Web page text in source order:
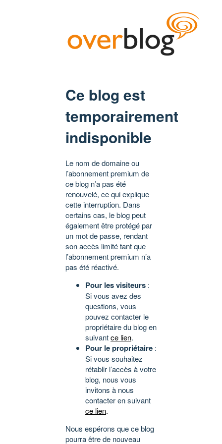
Ce blog est
temporairement
indisponible
Le nom de domaine ou
l’abonnement premium de
ce blog n’a pas été
renouvelé, ce qui explique
cette interruption. Dans
certains cas, le blog peut
également être protégé par
un mot de passe, rendant
son accès limité tant que
l’abonnement premium n’a
pas été réactivé.
Pour les visiteurs :
Si vous avez des
questions, vous
pouvez contacter le
propriétaire du blog en
suivantce lien.
Pour le propriétaire :
Si vous souhaitez
rétablir l’accès à votre
blog, nous vous
invitons à nous
contacter en suivant
ce lien.
Nous espérons que ce blog
pourra être de nouveau